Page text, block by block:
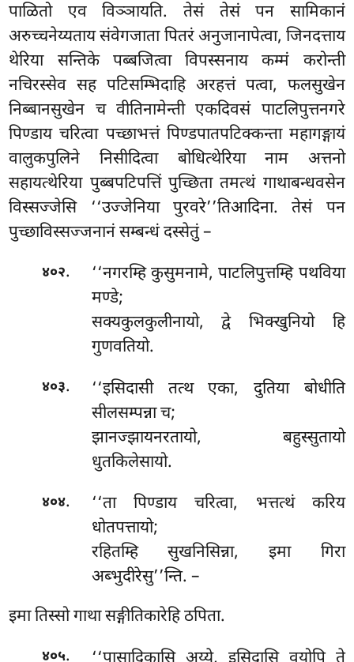
पाळितो एव विञ्ञायति. तेसं तेसं पन सामिकानं
अरुच्चनेय्यताय संवेगजाता पितरं अनुजानापेत्वा, जिनदत्ताय
थेरिया सन्तिके पब्बजित्वा विपस्सनाय कम्मं करोन्ती
नचिरस्सेव सह पटिसम्भिदाहि अरहत्तं पत्वा, फलसुखेन
निब्बानसुखेन च वीतिनामेन्ती एकदिवसं पाटलिपुत्तनगरे
पिण्डाय चरित्वा पच्छाभत्तं पिण्डपातपटिक्कन्ता महागङ्गायं
वालुकपुलिने निसीदित्वा बोधित्थेरिया नाम अत्तनो
सहायत्थेरिया पुब्बपटिपत्तिं पुच्छिता तमत्थं गाथाबन्धवसेन
विस्सज्जेसि ‘‘उज्जेनिया पुरवरे’’तिआदिना. तेसं पन
पुच्छाविस्सज्जनानं सम्बन्धं दस्सेतुं –
४०२.
‘‘नगरम्हि कुसुमनामे, पाटलिपुत्तम्हि पथविया
मण्डे;
सक्यकुलकुलीनायो, द्वे भिक्खुनियो हि
गुणवतियो.
४०३. ‘‘इसिदासी तत्थ एका, दुतिया बोधीति
सीलसम्पन्ना च;
झानज्झायनरतायो, बहुस्सुतायो
धुतकिलेसायो.
४०४.
‘‘ता पिण्डाय चरित्वा, भत्तत्थं करिय
धोतपत्तायो;
रहितम्हि सुखनिसिन्ना, इमा गिरा
अब्भुदीरेसु’’न्ति. –
इमा तिस्सो गाथा सङ्गीतिकारेहि ठपिता.
४०५.